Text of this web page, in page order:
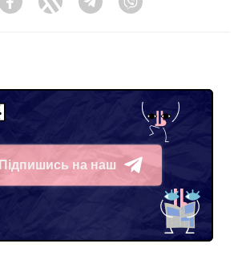
FacebookTwitter Telegram
Підпишись на наш
Telegram